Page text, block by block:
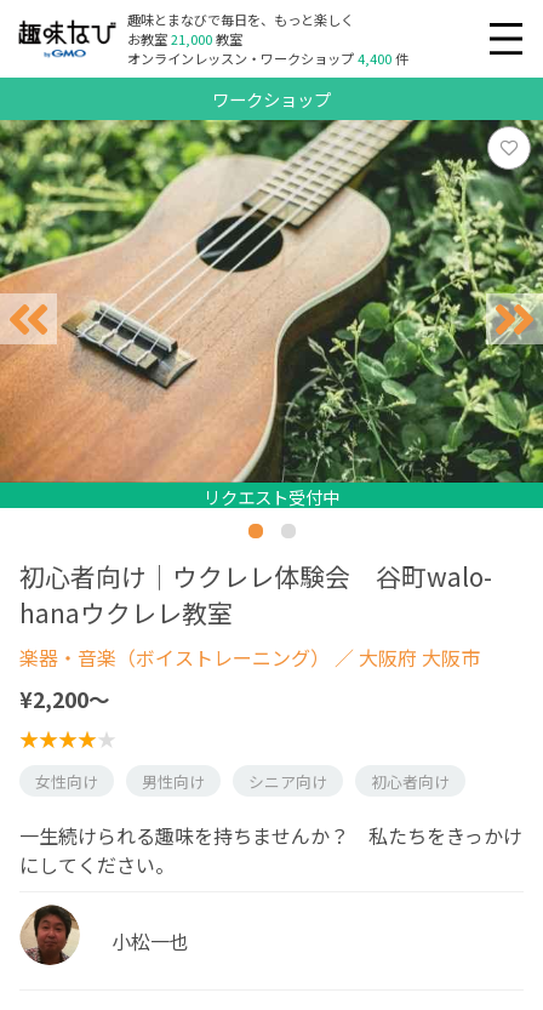
趣味とまなびで毎日を、もっと楽しく
お教室21,000教室
オンラインレッスン・ワークショップ4,400件
ワークショップ
リクエスト受付中
リクエスト受付中
リクエスト受付中
初心者向け｜ウクレレ体験会 谷町walo-
hanaウクレレ教室
楽器・音楽（ボイストレーニング） ／ 大阪府 大阪市
¥2,200〜
女性向け 男性向け シニア向け 初心者向け
一生続けられる趣味を持ちませんか？ 私たちをきっかけ
にしてください。
小松一也